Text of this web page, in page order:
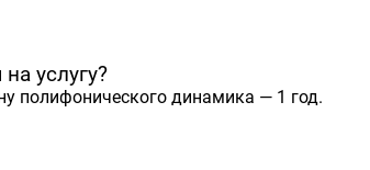
услугу?
полифонического динамика — 1 год.